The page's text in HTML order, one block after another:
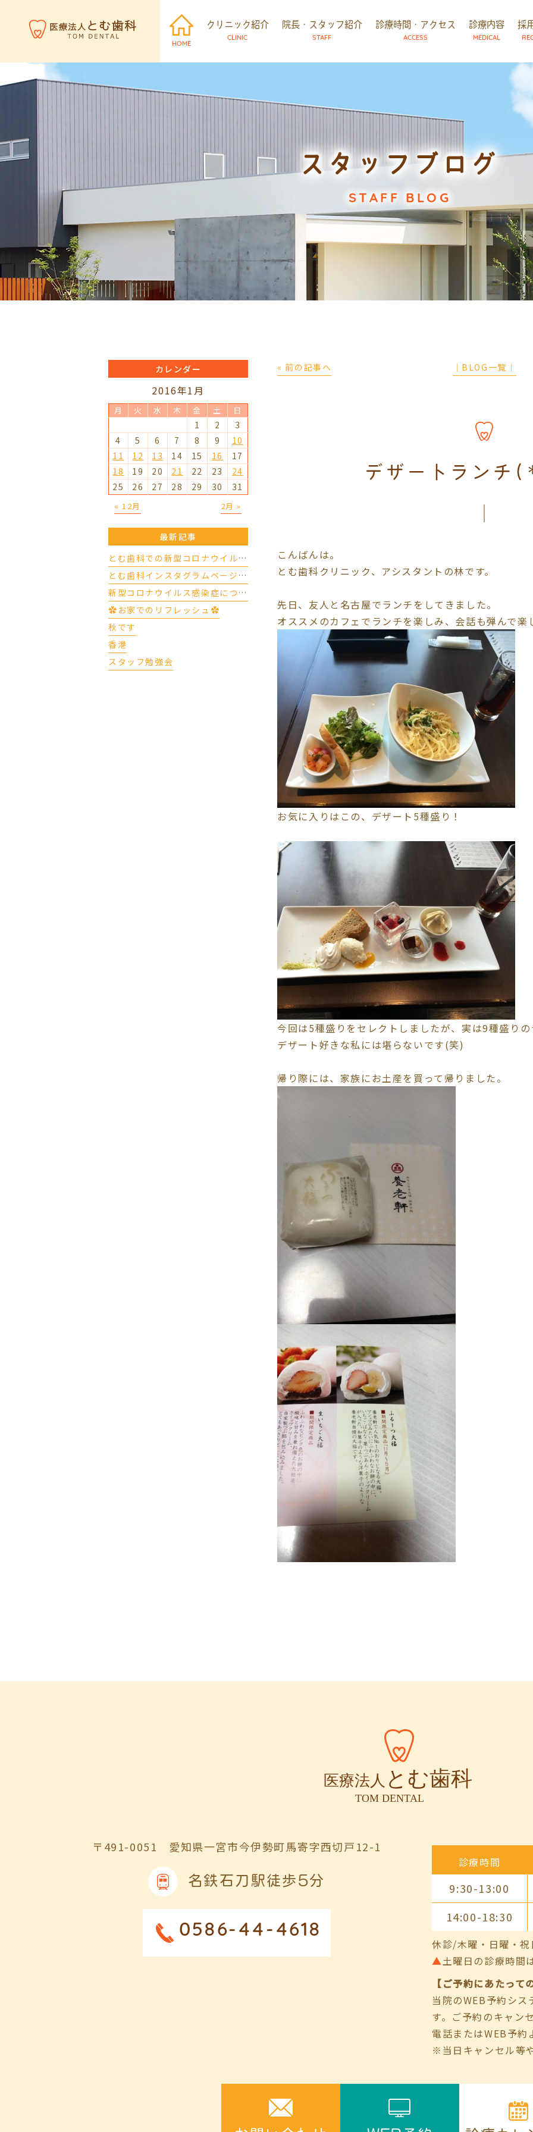
HOME
クリニック紹介
CLINIC
院長・スタッフ紹介
STAFF
診療時間・アクセス
ACCESS
診療内容
MEDICAL
採
スタッフブログ
STAFF BLOG
« 前の記事へ │BLOG一覧│
デザートラン
こんばんは。
とむ歯科クリニック、アシスタントの林です。
先日、友人と名古屋でランチをしてきました。
オススメのカフェでランチを楽しみ、会話も弾んで楽
お気に入りはこの、デザート5種盛り！
今回は5種盛りをセレクトしましたが、実は9種盛り
デザート好きな私には堪らないです(笑)
帰り際には、家族にお土産を買って帰りました。
カレンダー
2016年1月
月 火 水 木 金 土 日
« 12月 2月 »
1 2
3
4
5 6 7 8 9
10
11
12 13 14 15 16
17
18
19 20 21 22 23
24
25
26 27 28 29 30 31
最新記事
とむ歯科での新型コロナウイルスの対応について（4/17更新）
とむ歯科インスタグラムページができました
新型コロナウイルス感染症について
✿お家でのリフレッシュ✿
秋です
香港
スタッフ勉強会
〒491-0051 愛知県一宮市今伊勢町馬寄字西切戸12-1
名鉄石刀駅徒歩5分
0586-44-4618
診療時間
9:30-13:00
14:00-18:30
休診/木曜・日曜・祝
▲土曜日の診療時
【ご予約にあたって
当院のWEB予約シ
す。ご予約のキャン
電話またはWEB予約
※当日キャンセル等